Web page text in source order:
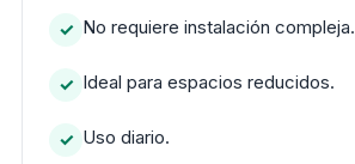
No requiere instalación compleja.
Ideal para espacios reducidos.
Uso diario.